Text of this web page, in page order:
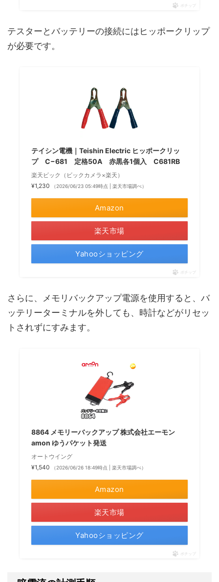
ポチップ
テスターとバッテリーの接続にはヒッポークリップ
が必要です。
テイシン電機｜Teishin Electric ヒッポークリッ
プ C−681 定格50A 赤黒各1個入 C681RB
楽天ビック（ビックカメラ×楽天）
¥1,230
（2026/06/23 05:49時点 | 楽天市場調べ）
Amazon
楽天市場
Yahooショッピング
ポチップ
さらに、メモリバックアップ電源を使用すると、バ
ッテリーターミナルを外しても、時計などがリセッ
トされずにすみます。
8864 メモリーバックアップ 株式会社エーモン
amon ゆうパケット発送
オートウイング
¥1,540
（2026/06/26 18:49時点 | 楽天市場調べ）
Amazon
楽天市場
Yahooショッピング
ポチップ